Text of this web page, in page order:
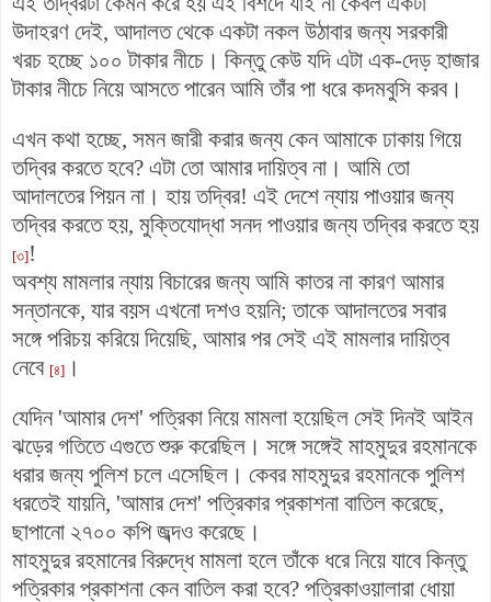
উদাহরণ দেই, আদালত থেকে একটা নকল উঠাবার জন্য সরকারী
খরচ হচ্ছে ১০০ টাকার নীচে। কিন্তু কেউযদি এটা এক-দেড় হাজার
টাকার নীচে নিয়ে আসতে পারেন আমি তাঁর পা ধরে কদমবুসি করব।
এখন কথা হচ্ছে, সমন জারী করার জন্য কেন আমাকে ঢাকায় গিয়ে
তদ্বির করতে হবে? এটা তো আমার দায়িত্ব না। আমি তো
আদালতের পিয়ন না। হায় তদ্বির! এই দেশে ন্যায় পাওয়ার জন্য
তদ্বির করতে হয়, মুক্তিযোদ্ধা সনদ পাওয়ার জন্য তদ্বির করতে হয়
[৩]!
অবশ্য মামলার ন্যায় বিচারের জন্য আমি কাতর না কারণ আমার
সন্তানকে, যার বয়স এখনো দশও হয়নি; তাকে আদালতের সবার
সঙ্গে পরিচয় করিয়ে দিয়েছি, আমার পর সেই এই মামলার দায়িত্ব
নেবে [৪] ।
যেদিন 'আমার দেশ' পত্রিকা নিয়ে মামলা হয়েছিল সেই দিনই আইন
ঝড়ের গতিতে এগুতে শুরু করেছিল। সঙ্গে সঙ্গেই মাহমুদুর রহমানকে
ধরার জন্য পুলিশ চলে এসেছিল। কেবর মাহমুদুর রহমানকে পুলিশ
ধরতেই যায়নি, 'আমার দেশ' পত্রিকার প্রকাশনা বাতিল করেছে,
ছাপানো ২৭০০ কপি জব্দও করেছে।
মাহমুদুর রহমানের বিরুদ্ধে মামলা হলে তাঁকে ধরে নিয়ে যাবে কিন্তু
পত্রিকার প্রকাশনা কেন বাতিল করা হবে? পত্রিকাওয়ালারা ধোয়া